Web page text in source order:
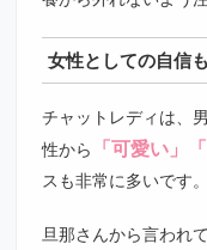
女性としての自信
チャットレディは、
性から 「可愛い」
スも非常に多いです。
旦那さんから言われ